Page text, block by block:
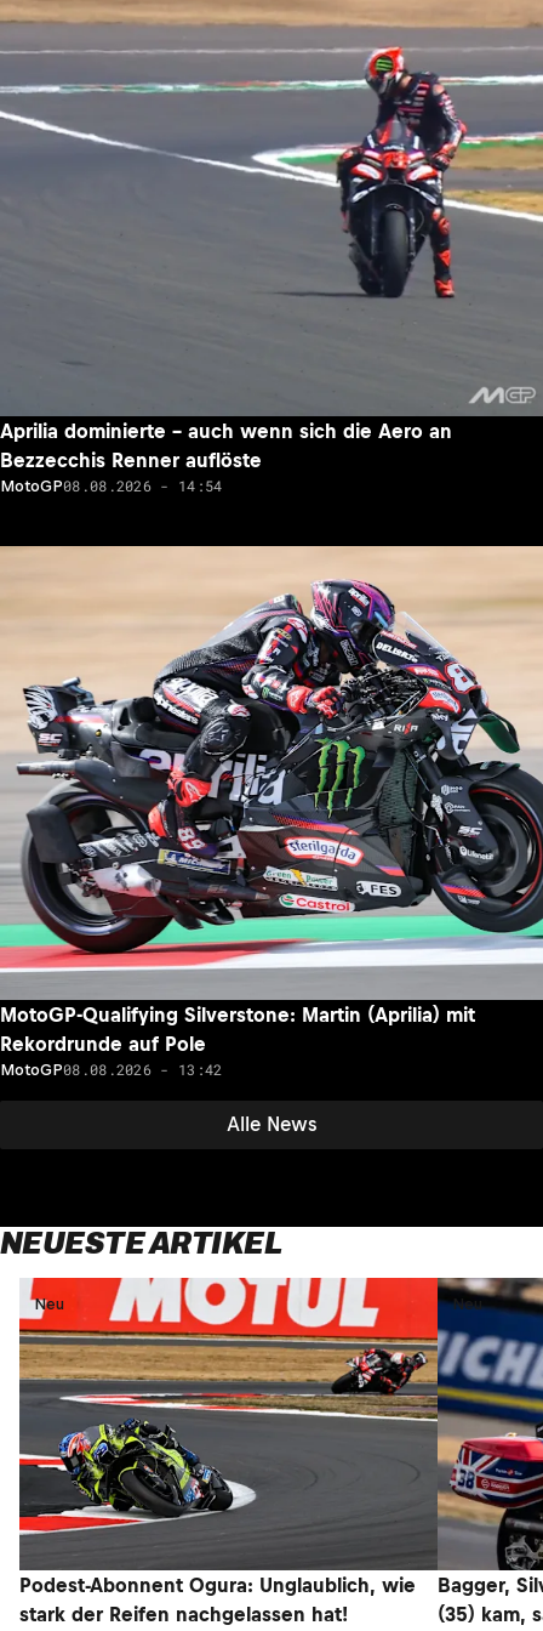
Alle News
Aprilia dominierte – auch wenn sich die Aero an
Bezzecchis Renner auflöste
MotoGP08.08.2026 - 14:54
MotoGP-Qualifying Silverstone: Martin (Aprilia) mit
Rekordrunde auf Pole
MotoGP08.08.2026 - 13:42
NEUESTE ARTIKEL
Neu
Podest-Abonnent Ogura: Unglaublich, wie
stark der Reifen nachgelassen hat!
Neu
Bagger,
(35) kam,